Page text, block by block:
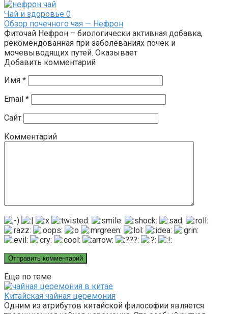
Чай и здоровье 0
Обзор почечного чая — Нефрон
Фиточай Нефрон – биологически активная добавка,
рекомендованная при заболеваниях почек и
мочевыводящих путей. Оказывает
Добавить комментарий
Имя *
Email *
Сайт
Комментарий
Еще по теме
Китайская чайная церемония
Одним из атрибутов китайской философии является